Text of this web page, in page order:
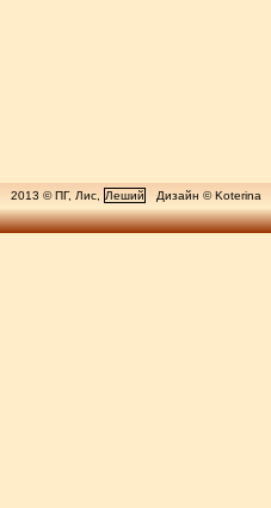
2013 © ПГ, Лис, Леший Дизайн © Koterina